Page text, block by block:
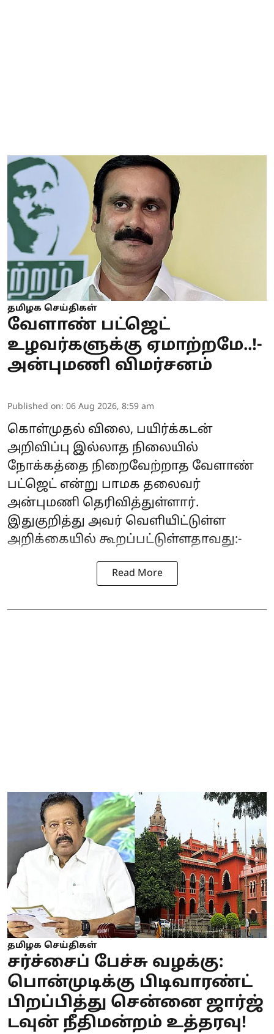
தமிழக செய்திகள்
வேளாண் பட்ஜெட்
உழவர்களுக்கு ஏமாற்றமே..!-
அன்புமணி விமர்சனம்
Published on: 06 Aug 2026, 8:59 am
கொள்முதல் விலை, பயிர்க்கடன்
அறிவிப்பு இல்லாத நிலையில்
நோக்கத்தை நிறைவேற்றாத வேளாண்
பட்ஜெட் என்று பாமக தலைவர்
அன்புமணி தெரிவித்துள்ளார்.
இதுகுறித்து அவர் வெளியிட்டுள்ள
அறிக்கையில் கூறப்பட்டுள்ளதாவது:-
Read More
தமிழக செய்திகள்
சர்ச்சைப் பேச்சு வழக்கு:
பொன்முடிக்கு பிடிவாரண்ட்
பிறப்பித்து சென்னை ஜார்ஜ்
டவுன் நீதிமன்றம் உத்தரவு!